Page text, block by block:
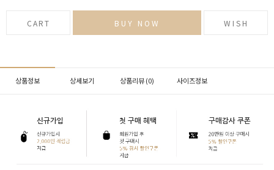
CART BUY NOW WISH
상품정보 상세보기 상품리뷰 (0) 사이즈정보